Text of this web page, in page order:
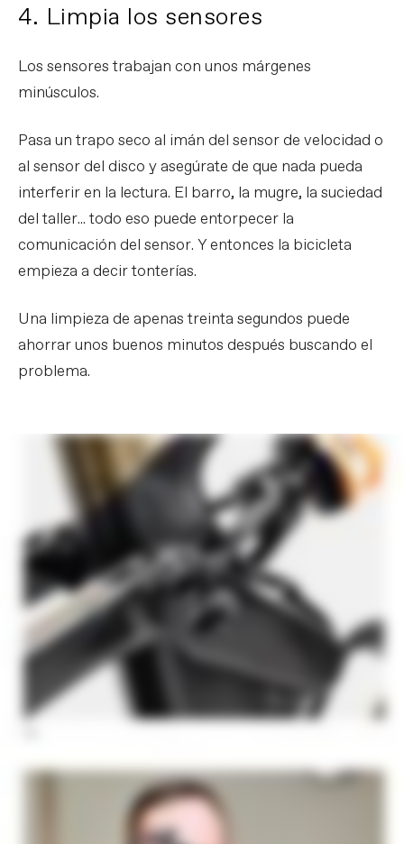
4. Limpia los sensores
Los sensores trabajan con unos márgenes
minúsculos.
Pasa un trapo seco al imán del sensor de velocidad o
al sensor del disco y asegúrate de que nada pueda
interferir en la lectura. El barro, la mugre, la suciedad
del taller... todo eso puede entorpecer la
comunicación del sensor. Y entonces la bicicleta
empieza a decir tonterías.
Una limpieza de apenas treinta segundos puede
ahorrar unos buenos minutos después buscando el
problema.